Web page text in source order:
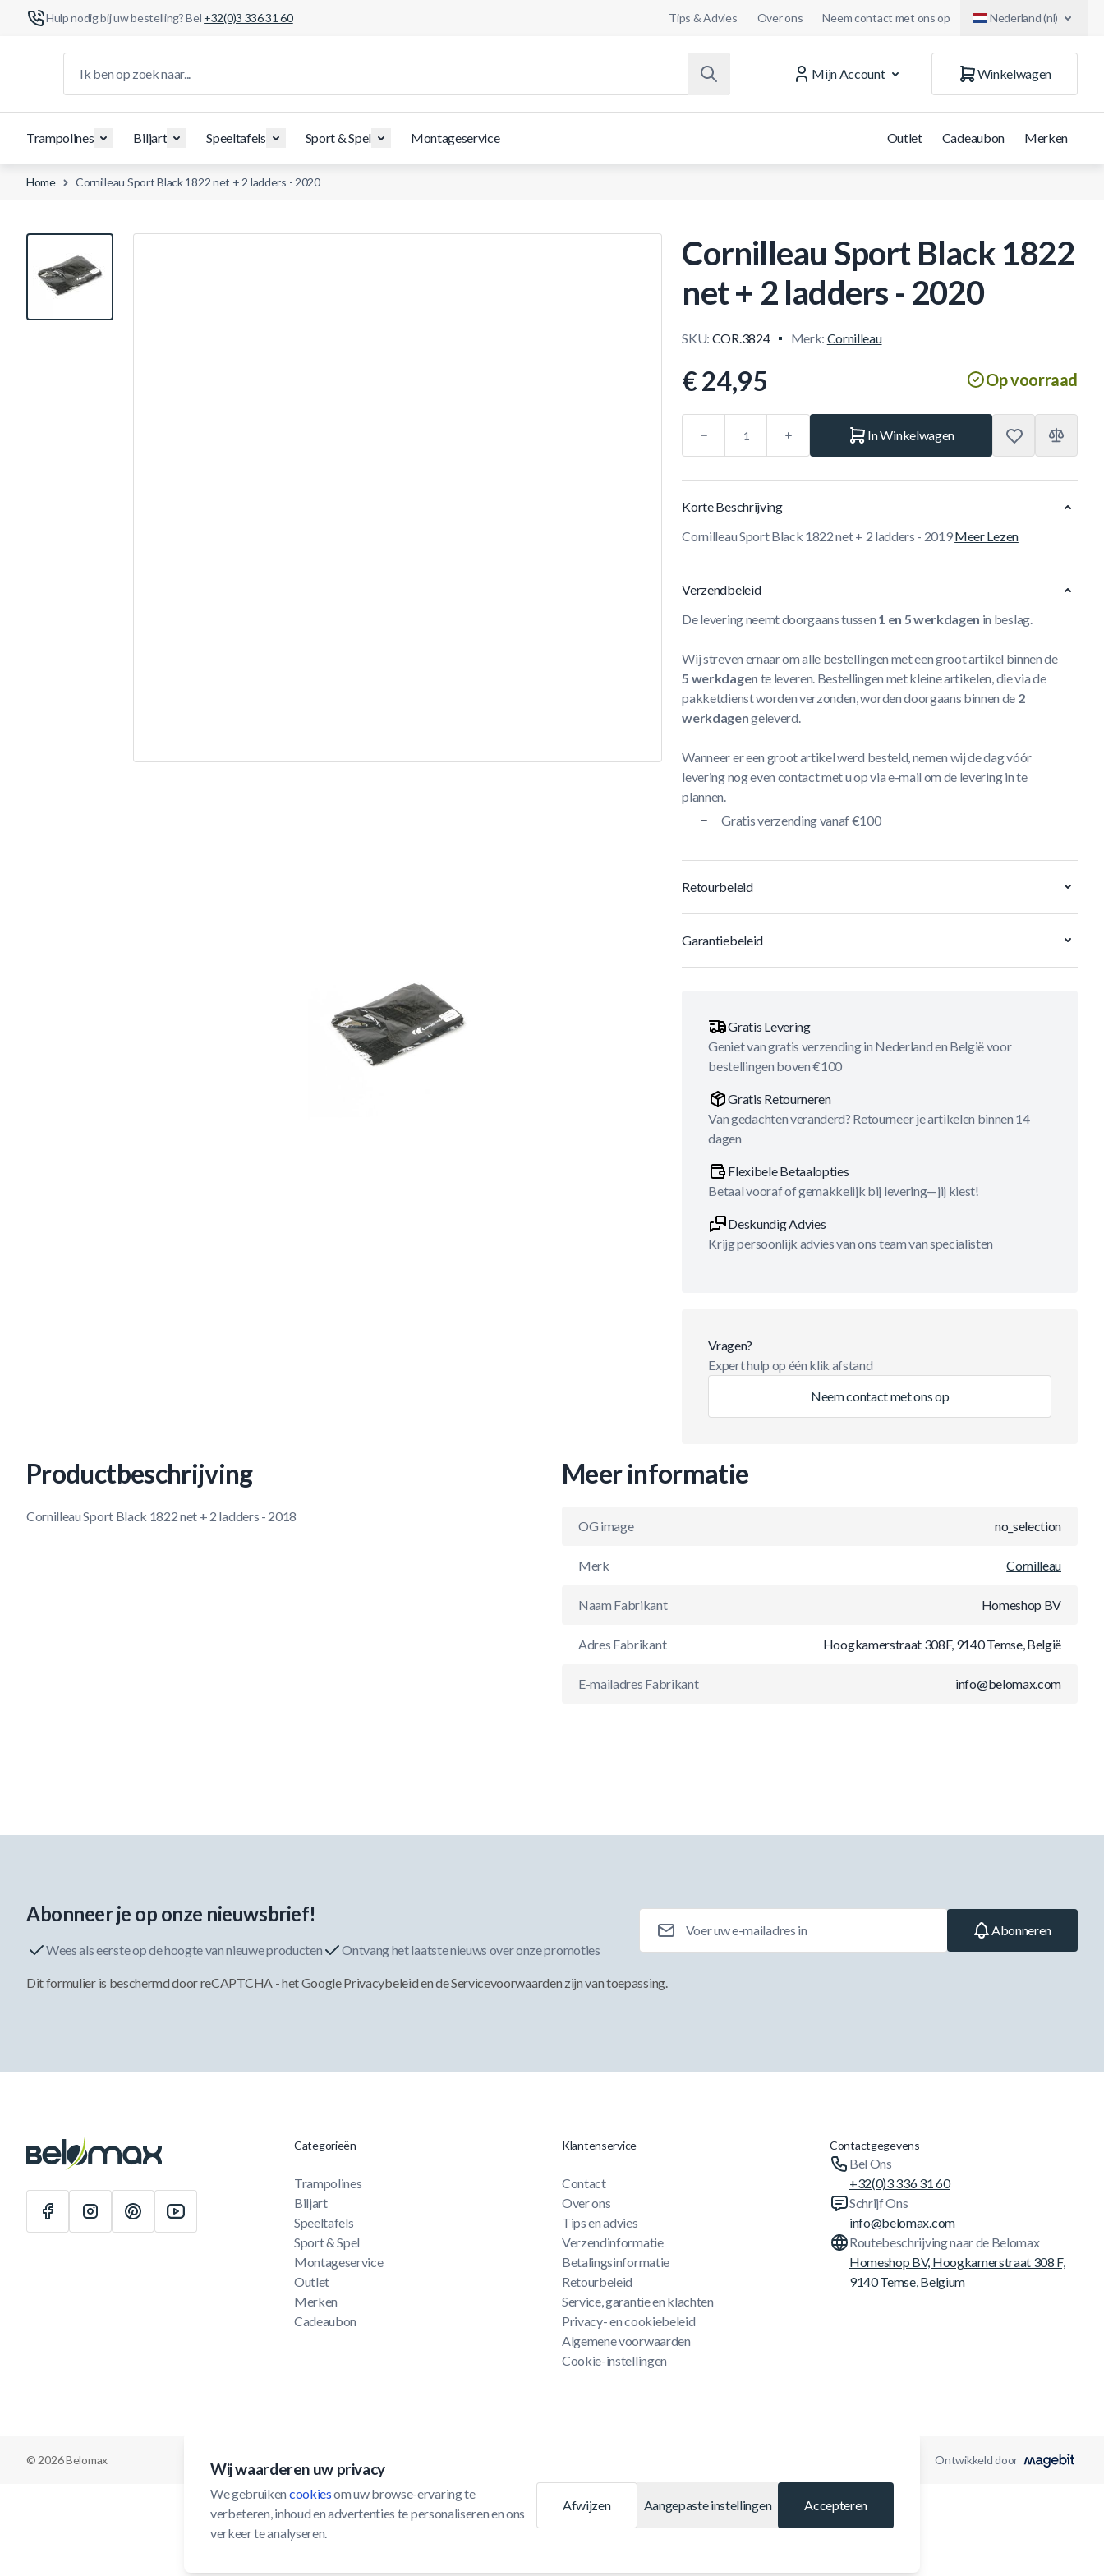
Hulp nodig bij uw bestelling? Bel +32(0)3 336 31 60 Tips & Advies Over ons Neem contact met ons op Nederland (nl)
Mijn Account
Winkelwagen
Trampolines Biljart Speeltafels Sport & Spel Montageservice Outlet Cadeaubon Merken
Home Cornilleau Sport Black 1822 net + 2 ladders - 2020
View larger image
Cornilleau Sport Black 1822
net + 2 ladders - 2020
SKU: COR.3824 Merk: Cornilleau
€ 24,95 Op voorraad
In Winkelwagen
Korte Beschrijving
Cornilleau Sport Black 1822 net + 2 ladders - 2019Meer Lezen
Verzendbeleid
De levering neemt doorgaans tussen 1 en 5 werkdagen in beslag.
Wij streven ernaar om alle bestellingen met een groot artikel binnen de
5 werkdagen te leveren. Bestellingen met kleine artikelen, die via de
pakketdienst worden verzonden, worden doorgaans binnen de 2
werkdagengeleverd.
Wanneer er een groot artikel werd besteld, nemen wij de dag vóór
levering nog even contact met u op via e-mail om de levering in te
plannen.
Gratis verzending vanaf €100
Retourbeleid
Garantiebeleid
Gratis Levering
Geniet van gratis verzending in Nederland en België voor
bestellingen boven €100
Gratis Retourneren
Van gedachten veranderd? Retourneer je artikelen binnen 14
dagen
Flexibele Betaalopties
Betaal vooraf of gemakkelijk bij levering—jij kiest!
Deskundig Advies
Krijg persoonlijk advies van ons team van specialisten
Vragen?
Expert hulp op één klik afstand
Neem contact met ons op
Productbeschrijving
Cornilleau Sport Black 1822 net + 2 ladders - 2018
Meer informatie
OG image no_selection
Merk Cornilleau
Naam Fabrikant Homeshop BV
Adres Fabrikant Hoogkamerstraat 308F, 9140 Temse, België
E-mailadres Fabrikant info@belomax.com
Wij waarderen uw privacy
We gebruiken cookies om uw browse-ervaring te
verbeteren, inhoud en advertenties te personaliseren en ons
verkeer te analyseren.
Afwijzen Aangepaste instellingen Accepteren
Abonneer je op onze nieuwsbrief!
Wees als eerste op de hoogte van nieuwe producten Ontvang het laatste nieuws over onze promoties
Abonneren
Dit formulier is beschermd door reCAPTCHA - hetGoogle Privacybeleiden deServicevoorwaarden zijn van toepassing.
Categorieën
Trampolines
Biljart
Speeltafels
Sport & Spel
Montageservice
Outlet
Merken
Cadeaubon
Klantenservice
Contact
Over ons
Tips en advies
Verzendinformatie
Betalingsinformatie
Retourbeleid
Service, garantie en klachten
Privacy- en cookiebeleid
Algemene voorwaarden
Cookie-instellingen
Contactgegevens
Bel Ons
+32(0)3 336 31 60
Schrijf Ons
info@belomax.com
Routebeschrijving naar de Belomax
Homeshop BV, Hoogkamerstraat 308 F,
9140 Temse, Belgium
© 2026 Belomax Ontwikkeld door